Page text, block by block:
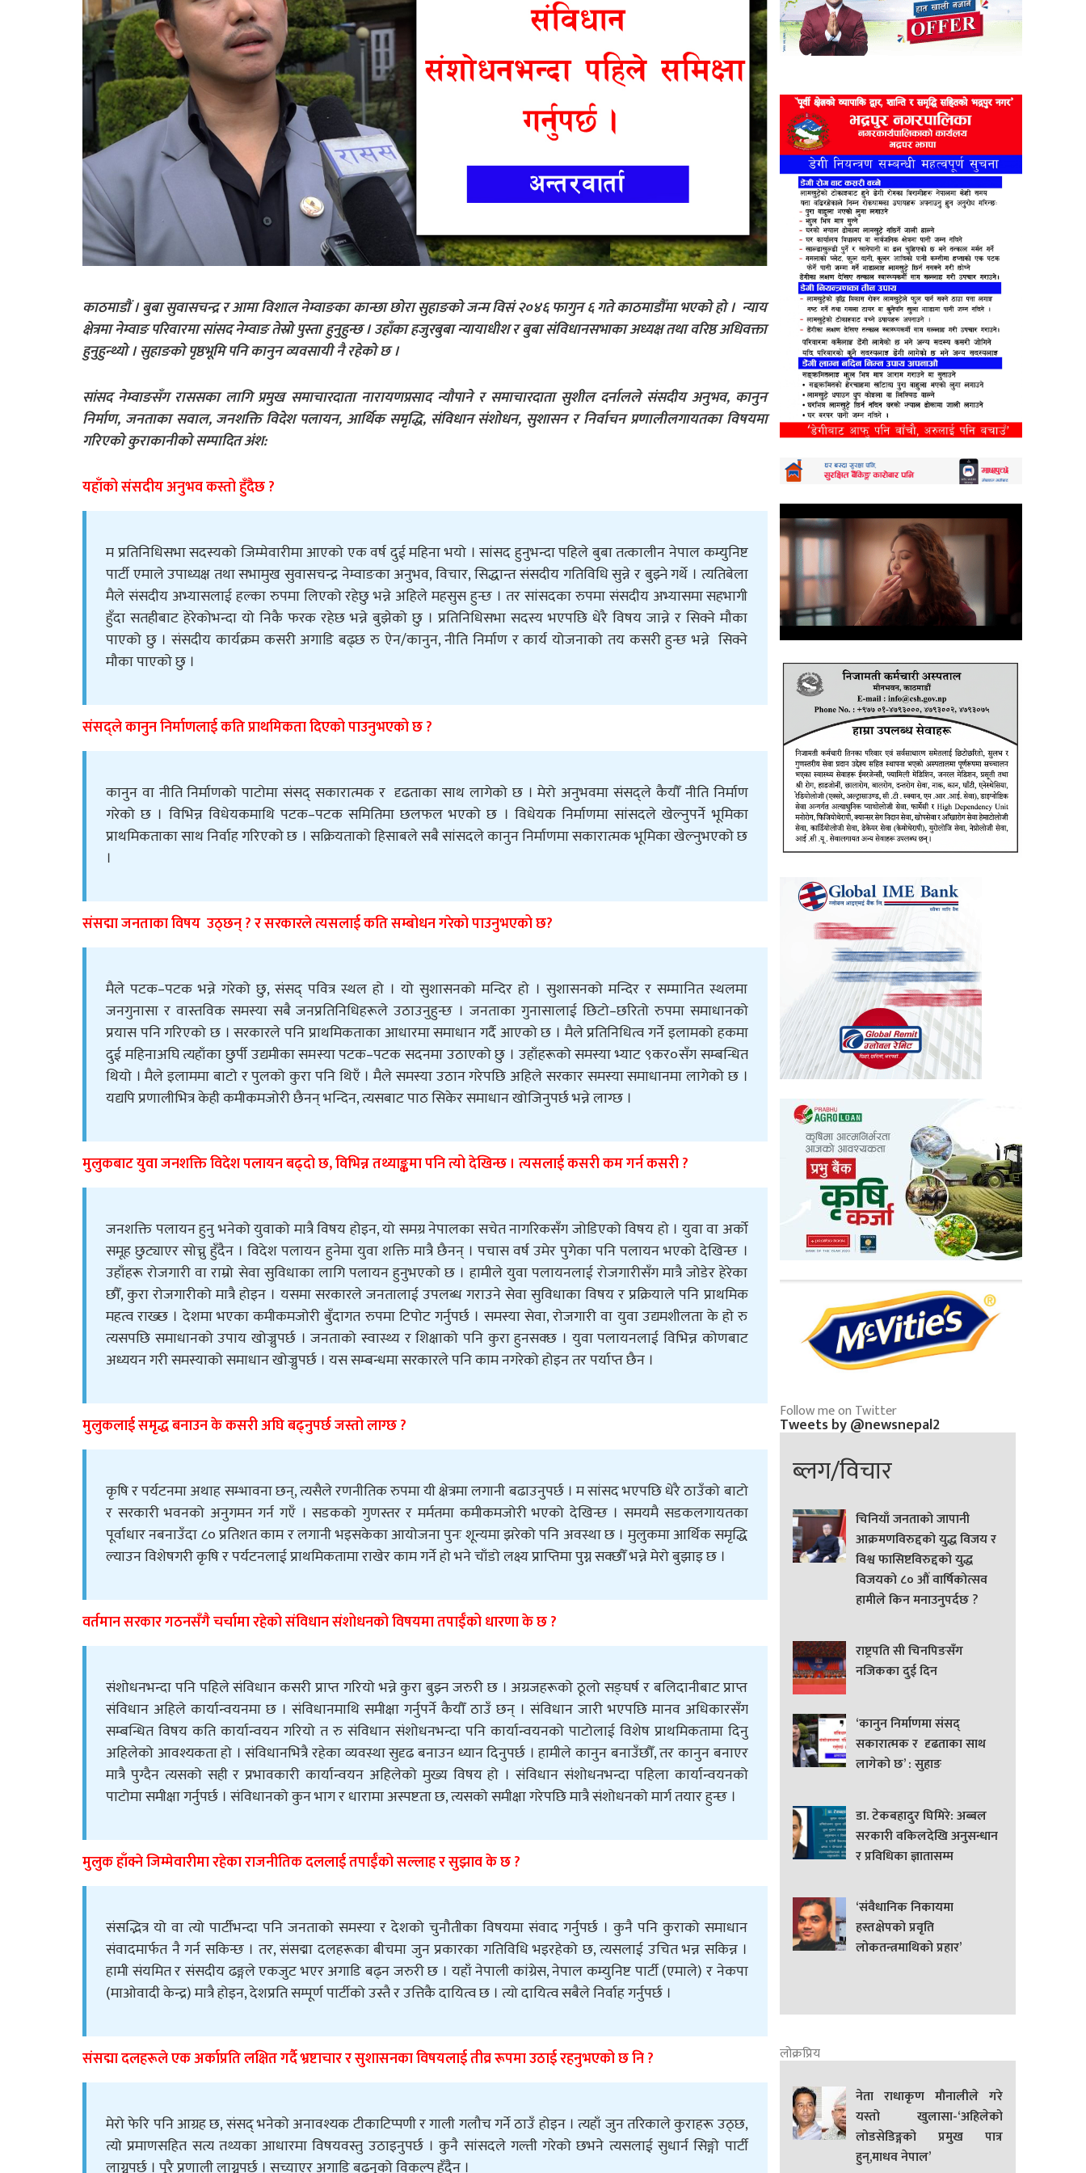
काठमाडाैं । बुबा सुवासचन्द्र र आमा विशाल नेम्वाङका कान्छा छोरा सुहाङको जन्म विसं २०४६ फागुन ६ गते काठमाडौँमा भएको हो । न्याय
क्षेत्रमा नेम्वाङ परिवारमा सांसद नेम्वाङ तेस्रो पुस्ता हुनुहुन्छ । उहाँका हजुरबुबा न्यायाधीश र बुबा संविधानसभाका अध्यक्ष तथा वरिष्ठ अधिवक्ता
हुनुहुन्थ्यो । सुहाङको पृष्ठभूमि पनि कानुन व्यवसायी नै रहेको छ ।
सांसद नेम्वाङसँग राससका लागि प्रमुख समाचारदाता नारायणप्रसाद न्यौपाने र समाचारदाता सुशील दर्नालले संसदीय अनुभव, कानुन
निर्माण, जनताका सवाल, जनशक्ति विदेश पलायन, आर्थिक समृद्धि, संविधान संशोधन, सुशासन र निर्वाचन प्रणालीलगायतका विषयमा
गरिएको कुराकानीको सम्पादित अंश:
यहाँको संसदीय अनुभव कस्तो हुँदैछ ?
म प्रतिनिधिसभा सदस्यको जिम्मेवारीमा आएको एक वर्ष दुई महिना भयो । सांसद हुनुभन्दा पहिले बुबा तत्कालीन नेपाल कम्युनिष्ट
पार्टी एमाले उपाध्यक्ष तथा सभामुख सुवासचन्द्र नेम्वाङका अनुभव, विचार, सिद्धान्त संसदीय गतिविधि सुन्ने र बुझ्ने गर्थे । त्यतिबेला
मैले संसदीय अभ्यासलाई हल्का रुपमा लिएको रहेछु भन्ने अहिले महसुस हुन्छ । तर सांसदका रुपमा संसदीय अभ्यासमा सहभागी
हुँदा सतहीबाट हेरेकोभन्दा यो निकै फरक रहेछ भन्ने बुझेको छु । प्रतिनिधिसभा सदस्य भएपछि धेरै विषय जान्ने र सिक्ने मौका
पाएको छु । संसदीय कार्यक्रम कसरी अगाडि बढ्छ रु ऐन/कानुन, नीति निर्माण र कार्य योजनाको तय कसरी हुन्छ भन्ने सिक्ने
मौका पाएको छु ।
संसद्ले कानुन निर्माणलाई कति प्राथमिकता दिएको पाउनुभएको छ ?
कानुन वा नीति निर्माणको पाटोमा संसद् सकारात्मक र दृढताका साथ लागेको छ । मेरो अनुभवमा संसद्ले कैयौँ नीति निर्माण
गरेको छ । विभिन्न विधेयकमाथि पटक–पटक समितिमा छलफल भएको छ । विधेयक निर्माणमा सांसदले खेल्नुपर्ने भूमिका
प्राथमिकताका साथ निर्वाह गरिएको छ । सक्रियताको हिसाबले सबै सांसदले कानुन निर्माणमा सकारात्मक भूमिका खेल्नुभएको छ
।
संसद्मा जनताका विषय उठ्छन् ? र सरकारले त्यसलाई कति सम्बोधन गरेको पाउनुभएको छ?
मैले पटक–पटक भन्ने गरेको छु, संसद् पवित्र स्थल हो । यो सुशासनको मन्दिर हो । सुशासनको मन्दिर र सम्मानित स्थलमा
जनगुनासा र वास्तविक समस्या सबै जनप्रतिनिधिहरूले उठाउनुहुन्छ । जनताका गुनासालाई छिटो–छरितो रुपमा समाधानको
प्रयास पनि गरिएको छ । सरकारले पनि प्राथमिकताका आधारमा समाधान गर्दै आएको छ । मैले प्रतिनिधित्व गर्ने इलामको हकमा
दुई महिनाअघि त्यहाँका छुर्पी उद्यमीका समस्या पटक–पटक सदनमा उठाएको छु । उहाँहरूको समस्या भ्याट ९कर०सँग सम्बन्धित
थियो । मैले इलाममा बाटो र पुलको कुरा पनि थिएँ । मैले समस्या उठान गरेपछि अहिले सरकार समस्या समाधानमा लागेको छ ।
यद्यपि प्रणालीभित्र केही कमीकमजोरी छैनन् भन्दिन, त्यसबाट पाठ सिकेर समाधान खोजिनुपर्छ भन्ने लाग्छ ।
मुलुकबाट युवा जनशक्ति विदेश पलायन बढ्दो छ, विभिन्न तथ्याङ्कमा पनि त्यो देखिन्छ । त्यसलाई कसरी कम गर्न कसरी ?
जनशक्ति पलायन हुनु भनेको युवाको मात्रै विषय होइन, यो समग्र नेपालका सचेत नागरिकसँग जोडिएको विषय हो । युवा वा अर्को
समूह छुट्याएर सोच्नु हुँदैन । विदेश पलायन हुनेमा युवा शक्ति मात्रै छैनन् । पचास वर्ष उमेर पुगेका पनि पलायन भएको देखिन्छ ।
उहाँहरू रोजगारी वा राम्रो सेवा सुविधाका लागि पलायन हुनुभएको छ । हामीले युवा पलायनलाई रोजगारीसँग मात्रै जोडेर हेरेका
छौँ, कुरा रोजगारीको मात्रै होइन । यसमा सरकारले जनतालाई उपलब्ध गराउने सेवा सुविधाका विषय र प्रक्रियाले पनि प्राथमिक
महत्व राख्छ । देशमा भएका कमीकमजोरी बुँदागत रुपमा टिपोट गर्नुपर्छ । समस्या सेवा, रोजगारी वा युवा उद्यमशीलता के हो रु
त्यसपछि समाधानको उपाय खोज्नुपर्छ । जनताको स्वास्थ्य र शिक्षाको पनि कुरा हुनसक्छ । युवा पलायनलाई विभिन्न कोणबाट
अध्ययन गरी समस्याको समाधान खोज्नुपर्छ । यस सम्बन्धमा सरकारले पनि काम नगरेको होइन तर पर्याप्त छैन ।
मुलुकलाई समृद्ध बनाउन के कसरी अघि बढ्नुपर्छ जस्तो लाग्छ ?
कृषि र पर्यटनमा अथाह सम्भावना छन्, त्यसैले रणनीतिक रुपमा यी क्षेत्रमा लगानी बढाउनुपर्छ । म सांसद भएपछि धेरै ठाउँको बाटो
र सरकारी भवनको अनुगमन गर्न गएँ । सडकको गुणस्तर र मर्मतमा कमीकमजोरी भएको देखिन्छ । समयमै सडकलगायतका
पूर्वाधार नबनाउँदा ८० प्रतिशत काम र लगानी भइसकेका आयोजना पुनः शून्यमा झरेको पनि अवस्था छ । मुलुकमा आर्थिक समृद्धि
ल्याउन विशेषगरी कृषि र पर्यटनलाई प्राथमिकतामा राखेर काम गर्ने हो भने चाँडो लक्ष्य प्राप्तिमा पुग्न सक्छौँ भन्ने मेरो बुझाइ छ ।
वर्तमान सरकार गठनसँगै चर्चामा रहेको संविधान संशोधनको विषयमा तपाईँको धारणा के छ ?
संशोधनभन्दा पनि पहिले संविधान कसरी प्राप्त गरियो भन्ने कुरा बुझ्न जरुरी छ । अग्रजहरूको ठूलो सङ्घर्ष र बलिदानीबाट प्राप्त
संविधान अहिले कार्यान्वयनमा छ । संविधानमाथि समीक्षा गर्नुपर्ने कैयौँ ठाउँ छन् । संविधान जारी भएपछि मानव अधिकारसँग
सम्बन्धित विषय कति कार्यान्वयन गरियो त रु संविधान संशोधनभन्दा पनि कार्यान्वयनको पाटोलाई विशेष प्राथमिकतामा दिनु
अहिलेको आवश्यकता हो । संविधानभित्रै रहेका व्यवस्था सुदृढ बनाउन ध्यान दिनुपर्छ । हामीले कानुन बनाउँछौँ, तर कानुन बनाएर
मात्रै पुग्दैन त्यसको सही र प्रभावकारी कार्यान्वयन अहिलेको मुख्य विषय हो । संविधान संशोधनभन्दा पहिला कार्यान्वयनको
पाटोमा समीक्षा गर्नुपर्छ । संविधानको कुन भाग र धारामा अस्पष्टता छ, त्यसको समीक्षा गरेपछि मात्रै संशोधनको मार्ग तयार हुन्छ ।
मुलुक हाँक्ने जिम्मेवारीमा रहेका राजनीतिक दललाई तपाईँको सल्लाह र सुझाव के छ ?
संसद्भित्र यो वा त्यो पार्टीभन्दा पनि जनताको समस्या र देशको चुनौतीका विषयमा संवाद गर्नुपर्छ । कुनै पनि कुराको समाधान
संवादमार्फत नै गर्न सकिन्छ । तर, संसद्मा दलहरूका बीचमा जुन प्रकारका गतिविधि भइरहेको छ, त्यसलाई उचित भन्न सकिन्न ।
हामी संयमित र संसदीय ढङ्गले एकजुट भएर अगाडि बढ्न जरुरी छ । यहाँ नेपाली कांग्रेस, नेपाल कम्युनिष्ट पार्टी (एमाले) र नेकपा
(माओवादी केन्द्र) मात्रै होइन, देशप्रति सम्पूर्ण पार्टीको उस्तै र उत्तिकै दायित्व छ । त्यो दायित्व सबैले निर्वाह गर्नुपर्छ ।
संसद्मा दलहरूले एक अर्काप्रति लक्षित गर्दै भ्रष्टाचार र सुशासनका विषयलाई तीव्र रूपमा उठाई रहनुभएको छ नि ?
मेरो फेरि पनि आग्रह छ, संसद् भनेको अनावश्यक टीकाटिप्पणी र गाली गलौच गर्ने ठाउँ होइन । त्यहाँ जुन तरिकाले कुराहरू उठ्छ,
त्यो प्रमाणसहित सत्य तथ्यका आधारमा विषयवस्तु उठाइनुपर्छ । कुनै सांसदले गल्ती गरेको छभने त्यसलाई सुधार्न सिङ्गो पार्टी
Follow me on Twitter
Tweets by @newsnepal2
ब्लग/विचार
चिनियाँ जनताको जापानी
आक्रमणविरुद्दको युद्ध विजय र
विश्व फासिष्टविरुद्दको युद्ध
विजयको ८० औं वार्षिकोत्सव
हामीले किन मनाउनुपर्दछ ?
राष्ट्रपति सी चिनपिङसँग
नजिकका दुई दिन
‘कानुन निर्माणमा संसद्
सकारात्मक र दृढताका साथ
लागेको छ’ : सुहाङ
डा. टेकबहादुर घिमिरे: अब्बल
सरकारी वकिलदेखि अनुसन्धान
र प्रविधिका ज्ञातासम्म
‘संवैधानिक निकायमा
हस्तक्षेपको प्रवृति
लोकतन्त्रमाथिको प्रहार’
लोक्रप्रिय
नेता राधाकृण मौनालीले गरे
यस्तो खुलासा-‘अहिलेको
लोडसेडिङ्गको प्रमुख पात्र
हुन्,माधव नेपाल’